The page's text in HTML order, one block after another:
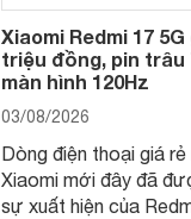
Xiaomi Redmi 17
triệu đồng, pin trâu
màn hình 120Hz
03/08/2026
Dòng điện thoại giá
Xiaomi mới đây đã
sự xuất hiện của